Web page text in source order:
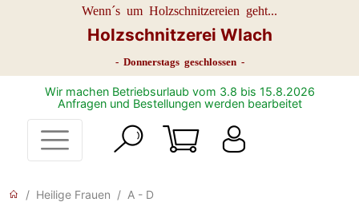
Wenn´s um Holzschnitzereien geht...
Holzschnitzerei Wlach
- Donnerstags geschlossen -
Wir machen Betriebsurlaub vom 3.8 bis 15.8.2026
Anfragen und Bestellungen werden bearbeitet
Heilige Frauen A - D